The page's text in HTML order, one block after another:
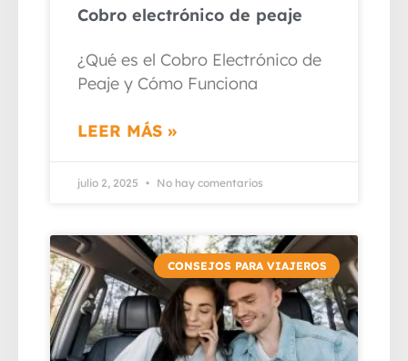
Cobro electrónico de peaje
¿Qué es el Cobro Electrónico de
Peaje y Cómo Funciona
LEER MÁS »
julio 2, 2025 No hay comentarios
CONSEJOS PARA VIAJEROS